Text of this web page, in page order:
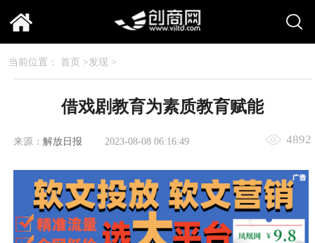
当前位置： 首页 >发现>
借戏剧教育为素质教育赋能
来源： 解放日报 2023-08-08 06:16:49 4892